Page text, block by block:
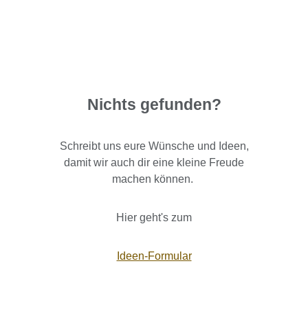
Nichts gefunden?
Schreibt uns eure Wünsche und Ideen,
damit wir auch dir eine kleine Freude
machen können.
Hier geht's zum
Ideen-Formular